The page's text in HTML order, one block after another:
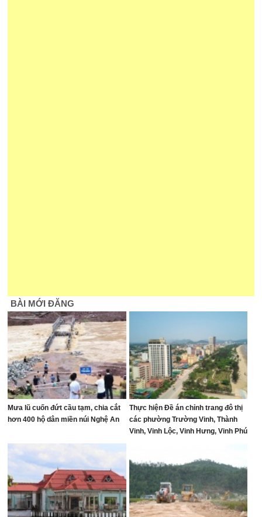
BÀI MỚI ĐĂNG
Mưa lũ cuốn đứt cầu tạm, chia cắt
hơn 400 hộ dân miền núi Nghệ An
Thực hiện Đề án chỉnh trang đô thị
các phường Trường Vinh, Thành
Vinh, Vinh Lộc, Vinh Hưng, Vinh Phú